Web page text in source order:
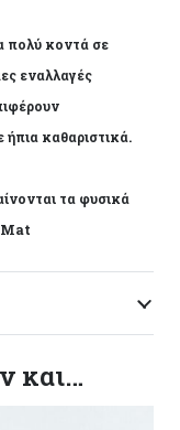
πολύ κοντά σε
εναλλαγές
καθαριστικά.
τα φυσικά
Mat
και…